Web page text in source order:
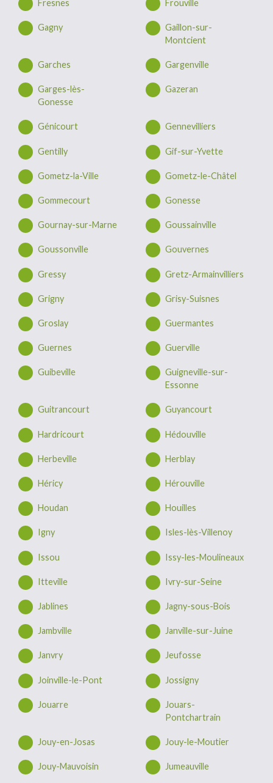
Fresnes Frouville
Gagny
Gaillon-sur-
Montcient
Garches Gargenville
Garges-lès-
Gonesse
Gazeran
Génicourt Gennevilliers
Gentilly Gif-sur-Yvette
Gometz-la-Ville Gometz-le-Châtel
Gommecourt Gonesse
Gournay-sur-Marne Goussainville
Goussonville Gouvernes
Gressy Gretz-Armainvilliers
Grigny Grisy-Suisnes
Groslay Guermantes
Guernes Guerville
Guibeville
Guigneville-sur-
Essonne
Guitrancourt Guyancourt
Hardricourt Hédouville
Herbeville Herblay
Héricy Hérouville
Houdan Houilles
Igny Isles-lès-Villenoy
Issou Issy-les-Moulineaux
Itteville Ivry-sur-Seine
Jablines Jagny-sous-Bois
Jambville Janville-sur-Juine
Janvry Jeufosse
Joinville-le-Pont Jossigny
Jouarre
Jouars-
Pontchartrain
Jouy-en-Josas Jouy-le-Moutier
Jouy-Mauvoisin Jumeauville